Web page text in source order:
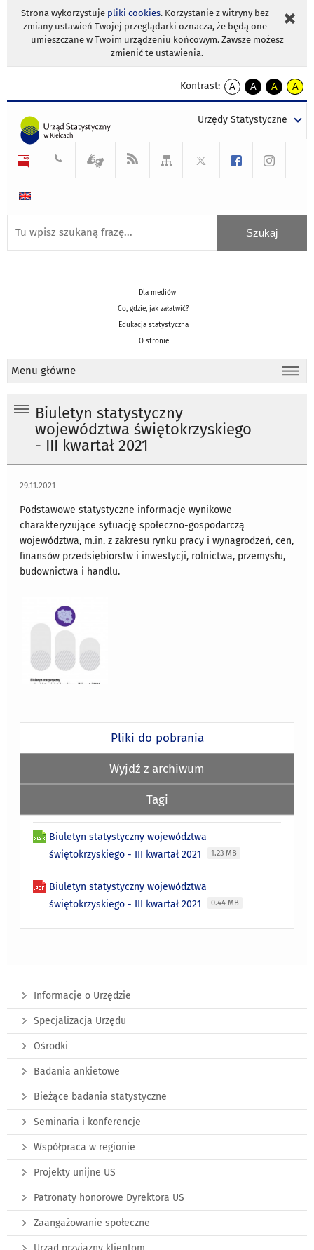
Strona wykorzystuje pliki cookies. Korzystanie z witryny bez
zmiany ustawień Twojej przeglądarki oznacza, że będą one
umieszczane w Twoim urządzeniu końcowym. Zawsze możesz
zmienić te ustawienia.
Kontrast:
A
kontrast
A
kontrast
tekst
czarnym
A
kontrast
tekst
czarnym
A
tekst
żółtym
Urzędy Statystyczne
Dla mediów
Co, gdzie, jak załatwić?
Edukacja statystyczna
O stronie
Menu główne
Biuletyn statystyczny
województwa świętokrzyskiego
- III kwartał 2021
29.11.2021
Podstawowe statystyczne informacje wynikowe
charakteryzujące sytuację społeczno-gospodarczą
województwa, m.in. z zakresu rynku pracy i wynagrodzeń, cen,
finansów przedsiębiorstw i inwestycji, rolnictwa, przemysłu,
budownictwa i handlu.
Pliki do pobrania
Wyjdź z archiwum
Tagi
Biuletyn statystyczny województwa
świętokrzyskiego - III kwartał 2021
1.23 MB
Biuletyn statystyczny województwa
świętokrzyskiego - III kwartał 2021
0.44 MB
Informacje o Urzędzie
Specjalizacja Urzędu
Ośrodki
Badania ankietowe
Bieżące badania statystyczne
Seminaria i konferencje
Współpraca w regionie
Projekty unijne US
Patronaty honorowe Dyrektora US
Zaangażowanie społeczne